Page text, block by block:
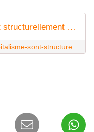
Démocratie et capitalisme sont structurellement antinomiques